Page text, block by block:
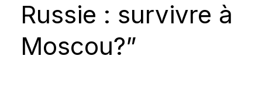
Russie : survivre à
Moscou?”